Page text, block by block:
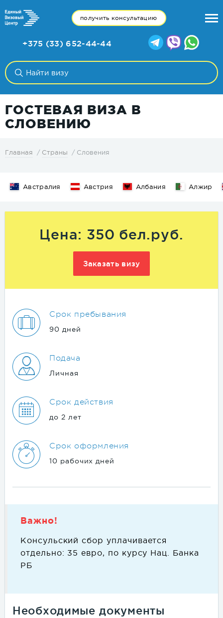
получить консультацию
+375 (33) 652-44-44
ГОСТЕВАЯ ВИЗА В
СЛОВЕНИЮ
Главная Страны Словения
Цена: 350 бел.руб.
Заказать визу
Срок пребывания
90 дней
Подача
Личная
Срок действия
до 2 лет
Срок оформления
10 рабочих дней
Важно!
Консульский сбор уплачивается
отдельно: 35 евро, по курсу Нац. Банка
РБ
Необходимые документы
Австралия Австрия Албания Алжир